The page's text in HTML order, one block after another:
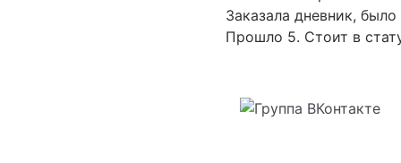
Заказала дневник,
Прошло 5. Стоит в